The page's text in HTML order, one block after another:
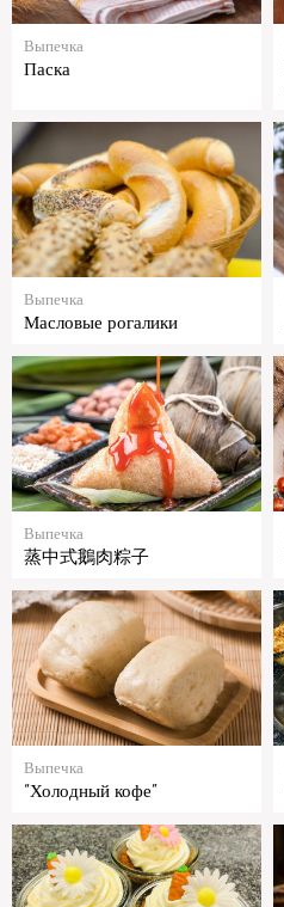
Выпечка
Паска
Выпечка
Масловые рогалики
Выпечка
蒸中式鵝肉粽子
Выпечка
“Холодный кофе”